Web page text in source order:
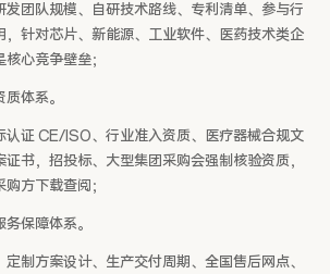
发团队规模、自研技术路线、专利清单、参与行
，针对芯片、新能源、工业软件、医药技术类企
心竞争壁垒；
体系。
认证 CE/ISO、行业准入资质、医疗器械合规文
书，招投标、大型集团采购会强制核验资质，
方下载查阅；
保障体系。
制方案设计、生产交付周期、全国售后网点、